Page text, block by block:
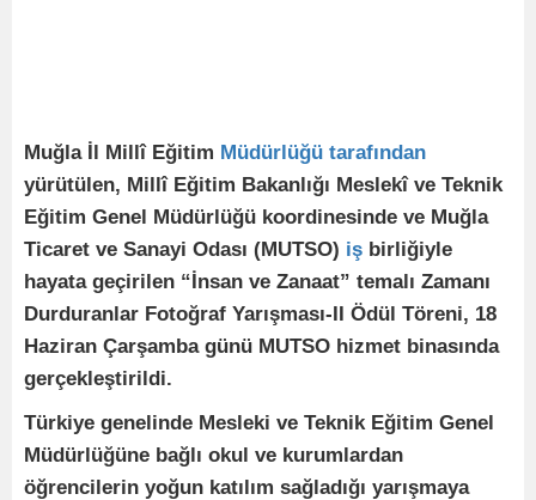
Muğla İl Millî Eğitim Müdürlüğü tarafından
yürütülen, Millî Eğitim Bakanlığı Meslekî ve Teknik
Eğitim Genel Müdürlüğü koordinesinde ve Muğla
Ticaret ve Sanayi Odası (MUTSO) iş birliğiyle
hayata geçirilen “İnsan ve Zanaat” temalı Zamanı
Durduranlar Fotoğraf Yarışması-II Ödül Töreni, 18
Haziran Çarşamba günü MUTSO hizmet binasında
gerçekleştirildi.
Türkiye genelinde Mesleki ve Teknik Eğitim Genel
Müdürlüğüne bağlı okul ve kurumlardan
öğrencilerin yoğun katılım sağladığı yarışmaya